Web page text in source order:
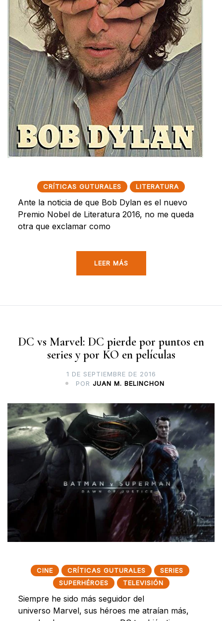
CRÍTICAS GUTURALES LITERATURA
Ante la noticia de que Bob Dylan es el nuevo
Premio Nobel de Literatura 2016, no me queda
otra que exclamar como
LEER MÁS
DC vs Marvel: DC pierde por puntos en
series y por KO en películas
1 DE SEPTIEMBRE DE 2016
POR JUAN M. BELINCHON
CINE CRÍTICAS GUTURALES
SERIES
SUPERHÉROES
TELEVISIÓN
Siempre he sido más seguidor del
universo Marvel, sus héroes me atraían más,